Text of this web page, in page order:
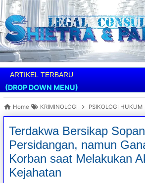
(DROP DOWN MENU)
Home KRIMINOLOGI PSIKOLOGI HUKUM
Terdakwa Bersikap
Persidangan, namun
Korban saat Melakukan
Kejahatan